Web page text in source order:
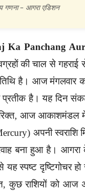
गणना – आगरा एडिशन
Ka Panchang
नवग्रहों की चाल से
है। आज मंगलवार
प्रतीक है। यह दिन
आज आकाशमंडल में
अपनी स्वराशि
बना हुआ है। आगरा
स्पष्ट दृष्टिगोचर
कुछ राशियों को आज